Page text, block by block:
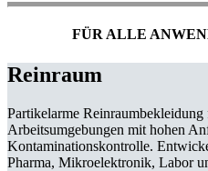
FÜR ALLE
Reinraum
Partikelarme
Arbeitsumgebungen mit hohen
Kontaminationskontrolle.
Pharma, Mikroelektronik, Labor